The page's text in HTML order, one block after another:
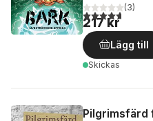
4,7utav 5(3)
217 kr
Lägg till
Skickas
Pilgrimsfärd